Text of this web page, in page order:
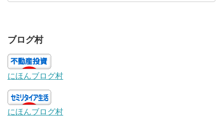
ブログ村
にほんブログ村
にほんブログ村